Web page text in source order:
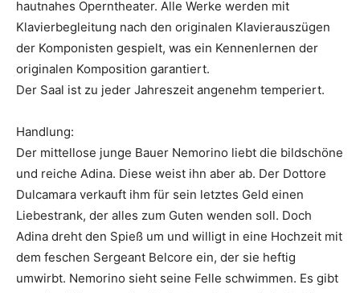
hautnahes Operntheater. Alle Werke werden mit
Klavierbegleitung nach den originalen Klavierauszügen
der Komponisten gespielt, was ein Kennenlernen der
originalen Komposition garantiert.
Der Saal ist zu jeder Jahreszeit angenehm temperiert.
Handlung:
Der mittellose junge Bauer Nemorino liebt die bildschöne
und reiche Adina. Diese weist ihn aber ab. Der Dottore
Dulcamara verkauft ihm für sein letztes Geld einen
Liebestrank, der alles zum Guten wenden soll. Doch
Adina dreht den Spieß um und willigt in eine Hochzeit mit
dem feschen Sergeant Belcore ein, der sie heftig
umwirbt. Nemorino sieht seine Felle schwimmen. Es gibt